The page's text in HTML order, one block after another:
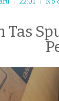
Tas